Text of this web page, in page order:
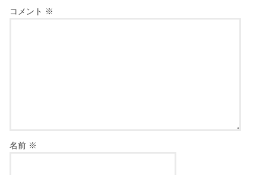
コメント ※
名前 ※